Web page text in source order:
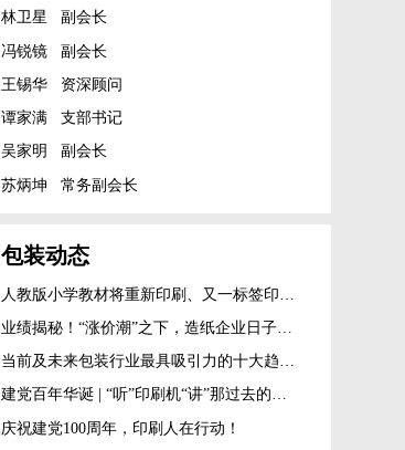
林卫星 副会长
冯锐镜 副会长
王锡华 资深顾问
谭家满 支部书记
吴家明 副会长
苏炳坤 常务副会长
包装动态
当前及未来包装行业最具吸引力的十大趋势！
建党百年华诞 | “听”印刷机“讲”那过去的峥嵘岁月！
庆祝建党100周年，印刷人在行动！